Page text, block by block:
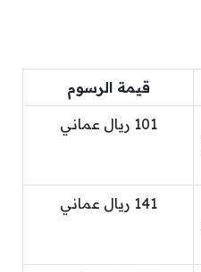
قيمة الرسوم
101 ريال عماني
141 ريال عماني